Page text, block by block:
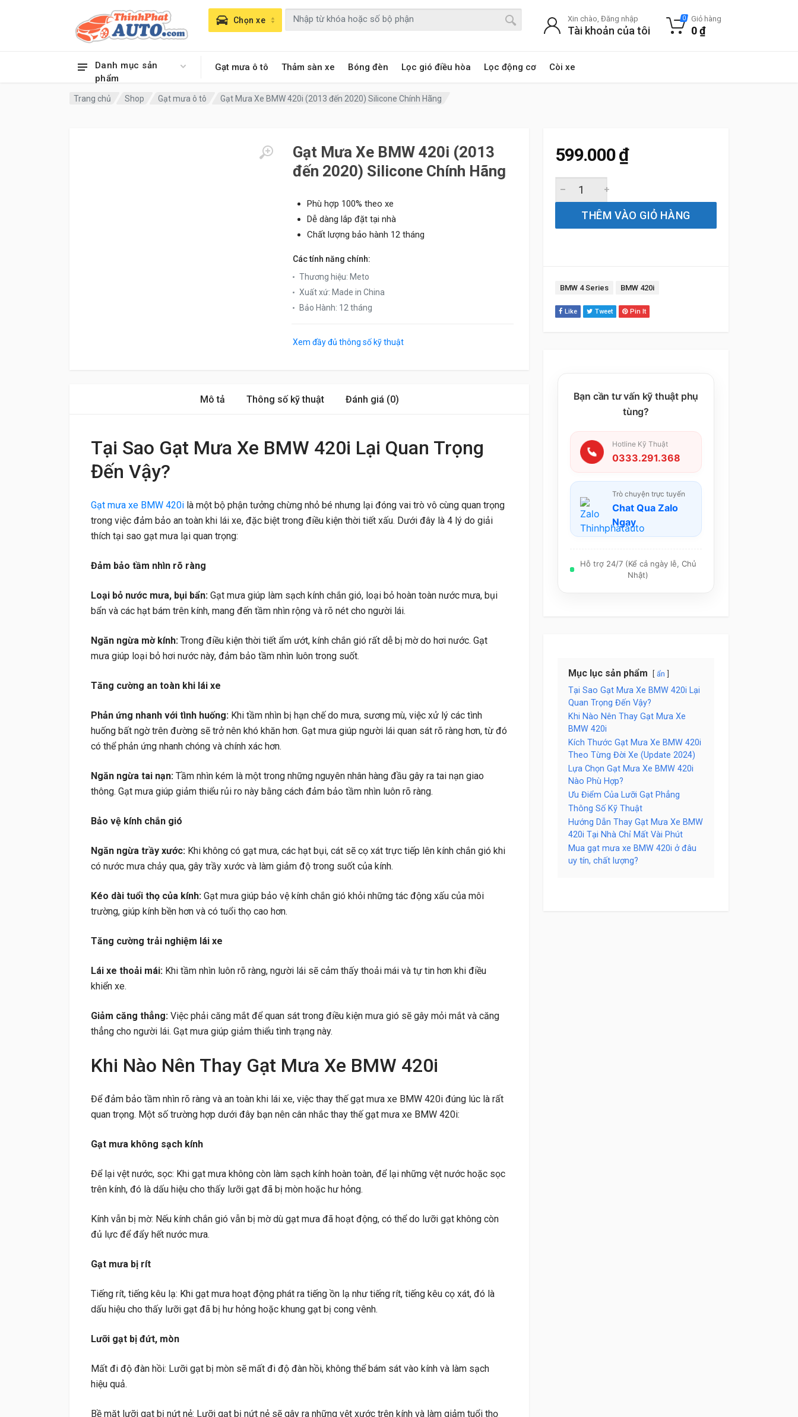
Danh mục sản
phẩm
Gạt mưa ô tô Thảm sàn xe Bóng đèn Lọc gió điều hòa Lọc động cơ Còi xe
Chọn xe Xin chào, Đăng nhập
Tài khoản của tôi
0 Giỏ hàng
0₫
Trang chủ Shop Gạt mưa ô tô Gạt Mưa Xe BMW 420i (2013 đến 2020) Silicone Chính Hãng
Gạt Mưa Xe BMW 420i (2013
đến 2020) Silicone Chính Hãng
Phù hợp 100% theo xe
Dễ dàng lắp đặt tại nhà
Chất lượng bảo hành 12 tháng
Các tính năng chính:
Thương hiệu: Meto
Xuất xứ: Made in China
Bảo Hành: 12 tháng
Xem đầy đủ thông số kỹ thuật
599.000₫
THÊM VÀO GIỎ HÀNG
Tags:
BMW 4 Series BMW 420i
Like Tweet Pin It
Bạn cần tư vấn kỹ thuật phụ
tùng?
Hotline Kỹ Thuật
0333.291.368
Trò chuyện trực tuyến
Chat Qua Zalo
Ngay
Hỗ trợ 24/7 (Kể cả ngày lễ, Chủ
Nhật)
Mục lục sản phẩm ẩn
Tại Sao Gạt Mưa Xe BMW 420i Lại
Quan Trọng Đến Vậy?
Khi Nào Nên Thay Gạt Mưa Xe
BMW 420i
Kích Thước Gạt Mưa Xe BMW 420i
Theo Từng Đời Xe (Update 2024)
Lựa Chọn Gạt Mưa Xe BMW 420i
Nào Phù Hợp?
Ưu Điểm Của Lưỡi Gạt Phẳng
Thông Số Kỹ Thuật
Hướng Dẫn Thay Gạt Mưa Xe BMW
420i Tại Nhà Chỉ Mất Vài Phút
Mua gạt mưa xe BMW 420i ở đâu
uy tín, chất lượng?
Mô tả Thông số kỹ thuật Đánh giá (0)
Tại Sao Gạt Mưa Xe BMW 420i Lại Quan Trọng
Đến Vậy?
Gạt mưa xe BMW 420i là một bộ phận tưởng chừng nhỏ bé nhưng lại đóng vai trò vô cùng quan trọng
trong việc đảm bảo an toàn khi lái xe, đặc biệt trong điều kiện thời tiết xấu. Dưới đây là 4 lý do giải
thích tại sao gạt mưa lại quan trọng:
Đảm bảo tầm nhìn rõ ràng
Loại bỏ nước mưa, bụi bẩn: Gạt mưa giúp làm sạch kính chắn gió, loại bỏ hoàn toàn nước mưa, bụi
bẩn và các hạt bám trên kính, mang đến tầm nhìn rộng và rõ nét cho người lái.
Ngăn ngừa mờ kính: Trong điều kiện thời tiết ẩm ướt, kính chắn gió rất dễ bị mờ do hơi nước. Gạt
mưa giúp loại bỏ hơi nước này, đảm bảo tầm nhìn luôn trong suốt.
Tăng cường an toàn khi lái xe
Phản ứng nhanh với tình huống: Khi tầm nhìn bị hạn chế do mưa, sương mù, việc xử lý các tình
huống bất ngờ trên đường sẽ trở nên khó khăn hơn. Gạt mưa giúp người lái quan sát rõ ràng hơn, từ đó
có thể phản ứng nhanh chóng và chính xác hơn.
Ngăn ngừa tai nạn: Tầm nhìn kém là một trong những nguyên nhân hàng đầu gây ra tai nạn giao
thông. Gạt mưa giúp giảm thiểu rủi ro này bằng cách đảm bảo tầm nhìn luôn rõ ràng.
Bảo vệ kính chắn gió
Ngăn ngừa trầy xước: Khi không có gạt mưa, các hạt bụi, cát sẽ cọ xát trực tiếp lên kính chắn gió khi
có nước mưa chảy qua, gây trầy xước và làm giảm độ trong suốt của kính.
Kéo dài tuổi thọ của kính: Gạt mưa giúp bảo vệ kính chắn gió khỏi những tác động xấu của môi
trường, giúp kính bền hơn và có tuổi thọ cao hơn.
Tăng cường trải nghiệm lái xe
Lái xe thoải mái: Khi tầm nhìn luôn rõ ràng, người lái sẽ cảm thấy thoải mái và tự tin hơn khi điều
khiển xe.
Giảm căng thẳng: Việc phải căng mắt để quan sát trong điều kiện mưa gió sẽ gây mỏi mắt và căng
thẳng cho người lái. Gạt mưa giúp giảm thiểu tình trạng này.
Khi Nào Nên Thay Gạt Mưa Xe BMW 420i
Để đảm bảo tầm nhìn rõ ràng và an toàn khi lái xe, việc thay thế gạt mưa xe BMW 420i đúng lúc là rất
quan trọng. Một số trường hợp dưới đây bạn nên cân nhắc thay thế gạt mưa xe BMW 420i:
Gạt mưa không sạch kính
Để lại vệt nước, sọc: Khi gạt mưa không còn làm sạch kính hoàn toàn, để lại những vệt nước hoặc sọc
trên kính, đó là dấu hiệu cho thấy lưỡi gạt đã bị mòn hoặc hư hỏng.
Kính vẫn bị mờ: Nếu kính chắn gió vẫn bị mờ dù gạt mưa đã hoạt động, có thể do lưỡi gạt không còn
đủ lực để đẩy hết nước mưa.
Gạt mưa bị rít
Tiếng rít, tiếng kêu lạ: Khi gạt mưa hoạt động phát ra tiếng ồn lạ như tiếng rít, tiếng kêu cọ xát, đó là
dấu hiệu cho thấy lưỡi gạt đã bị hư hỏng hoặc khung gạt bị cong vênh.
Lưỡi gạt bị đứt, mòn
Mất đi độ đàn hồi: Lưỡi gạt bị mòn sẽ mất đi độ đàn hồi, không thể bám sát vào kính và làm sạch
hiệu quả.
Bề mặt lưỡi gạt bị nứt nẻ: Lưỡi gạt bị nứt nẻ sẽ gây ra những vệt xước trên kính và làm giảm tuổi thọ